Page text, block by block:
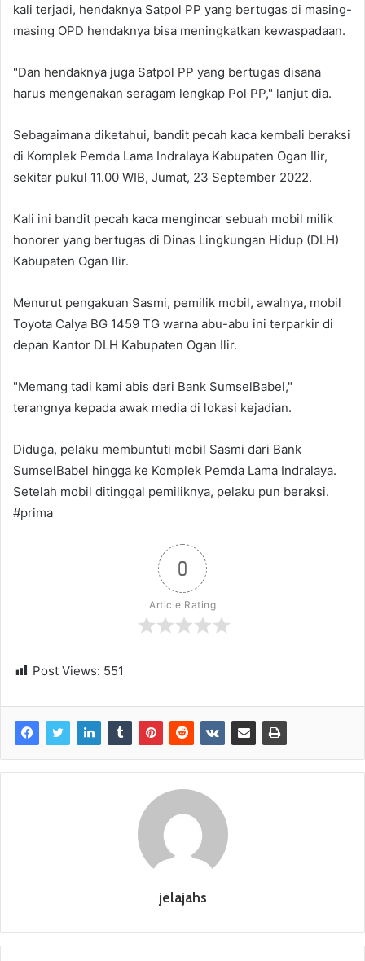
kali terjadi, hendaknya Satpol PP yang bertugas di masing-
masing OPD hendaknya bisa meningkatkan kewaspadaan.
"Dan hendaknya juga Satpol PP yang bertugas disana
harus mengenakan seragam lengkap Pol PP," lanjut dia.
Sebagaimana diketahui, bandit pecah kaca kembali beraksi
di Komplek Pemda Lama Indralaya Kabupaten Ogan Ilir,
sekitar pukul 11.00 WIB, Jumat, 23 September 2022.
Kali ini bandit pecah kaca mengincar sebuah mobil milik
honorer yang bertugas di Dinas Lingkungan Hidup (DLH)
Kabupaten Ogan Ilir.
Menurut pengakuan Sasmi, pemilik mobil, awalnya, mobil
Toyota Calya BG 1459 TG warna abu-abu ini terparkir di
depan Kantor DLH Kabupaten Ogan Ilir.
"Memang tadi kami abis dari Bank SumselBabel,"
terangnya kepada awak media di lokasi kejadian.
Diduga, pelaku membuntuti mobil Sasmi dari Bank
SumselBabel hingga ke Komplek Pemda Lama Indralaya.
Setelah mobil ditinggal pemiliknya, pelaku pun beraksi.
#prima
0
Article Rating
Post Views: 551
jelajahs